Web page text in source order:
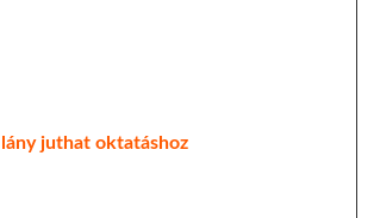
juthat oktatáshoz